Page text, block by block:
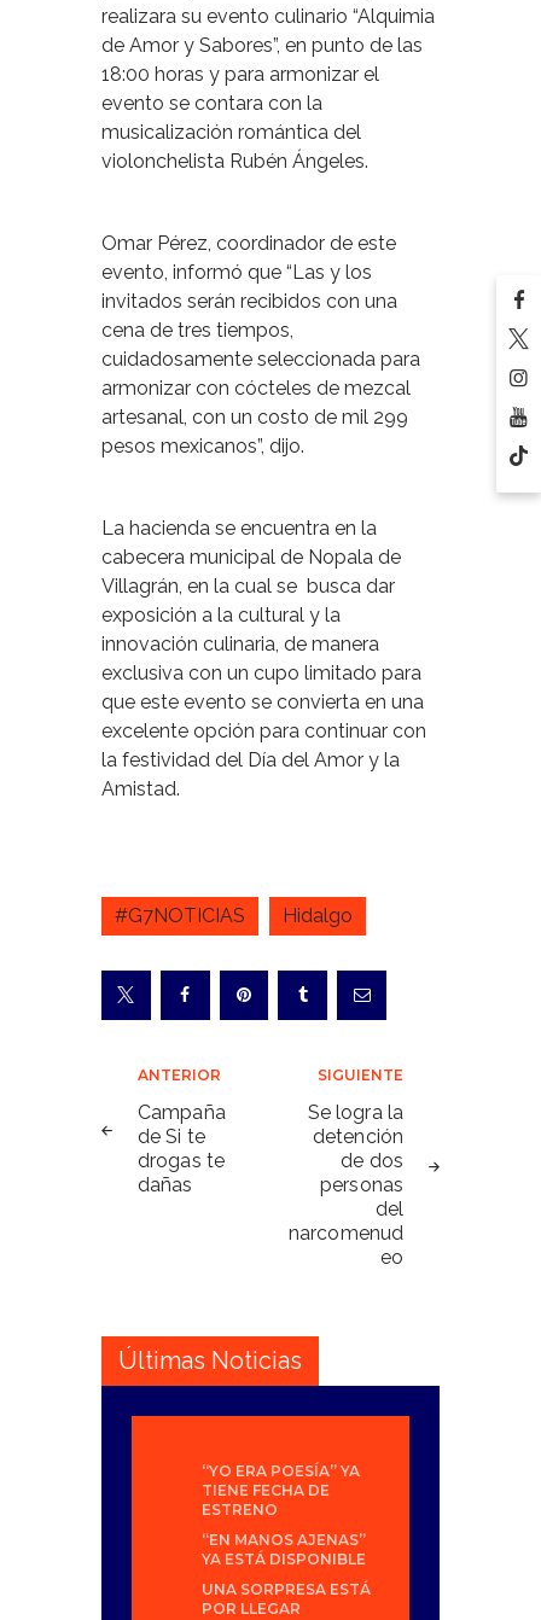
realizara su evento culinario “Alquimia
de Amor y Sabores”, en punto de las
18:00 horas y para armonizar el
evento se contara con la
musicalización romántica del
violonchelista Rubén Ángeles.
Omar Pérez, coordinador de este
evento, informó que “Las y los
invitados serán recibidos con una
cena de tres tiempos,
cuidadosamente seleccionada para
armonizar con cócteles de mezcal
artesanal, con un costo de mil 299
pesos mexicanos”, dijo.
La hacienda se encuentra en la
cabecera municipal de Nopala de
Villagrán, en la cual se busca dar
exposición a la cultural y la
innovación culinaria, de manera
exclusiva con un cupo limitado para
que este evento se convierta en una
excelente opción para continuar con
la festividad del Día del Amor y la
Amistad.
#G7NOTICIAS Hidalgo
Navegación
de
entradas
ANTERIOR
Campaña
de Si te
drogas te
dañas
SIGUIENTE
Se logra la
detención
de dos
personas
del
narcomenud
eo
Últimas Noticias
“YO ERA POESÍA” YA
TIENE FECHA DE
ESTRENO
“EN MANOS AJENAS”
YA ESTÁ DISPONIBLE
UNA SORPRESA ESTÁ
POR LLEGAR